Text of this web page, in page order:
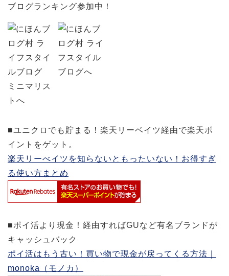
ブログランキング参加中！
■ユニクロでも貯まる！楽天リーベイツ経由で楽天ポ
イントをゲット。
楽天リーべイツを知らないともったいない！お得すぎ
る使い方まとめ
■ポイ活より現金！経由すればGUなど有名ブランドが
キャッシュバック
ポイ活はもう古い！買い物で現金が戻ってくる方法｜
monoka（モノカ）